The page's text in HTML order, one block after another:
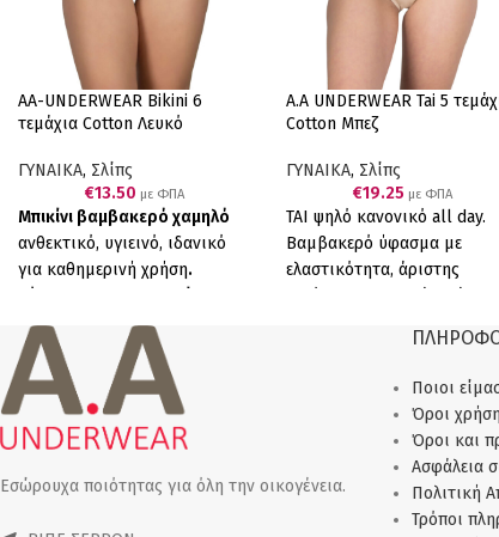
AA-UNDERWEAR Bikini 6
τεμάχια Cotton Λευκό
ΓΥΝΑΙΚΑ, Σλίπς
€13.50 με ΦΠΑ
Μπικίνι βαμβακερό χαμηλό
ανθεκτικό, υγιεινό, ιδανικό
για καθημερινή χρήση.
Ελληνικό Προϊόν Παραγωγής
μας.
Πακέτο
6 τεμαχίων (6
Λευκό).
A.A UNDERWEAR Tai 5
Cotton Μπεζ
ΓΥΝΑΙΚΑ, Σλίπς
€19.25 με ΦΠΑ
ΤΑΙ ψηλό κανονικό all day.
Βαμβακερό ύφασμα με
ελαστικότητα, άριστης
90% COTTON, 10%
Συσκευασία πέντε τεμαχίων
Εσώρουχα ποιότητας για όλη την οικογένεια.
Ποιοι
Όροι
Όροι και
Ασφάλεια
Πολιτική
Τρόποι